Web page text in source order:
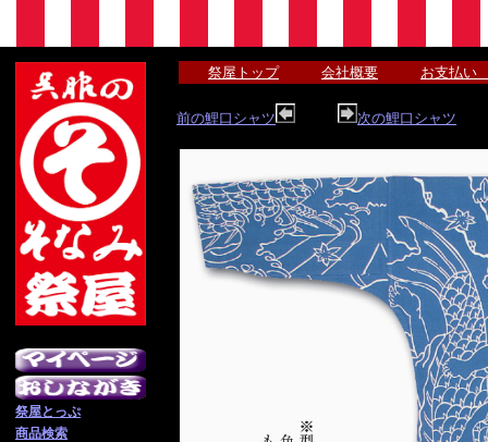
祭屋とっぷ
商品検索
祭屋トップ 会社概要 お支払い
前の鯉口シャツ 次の鯉口シャツ